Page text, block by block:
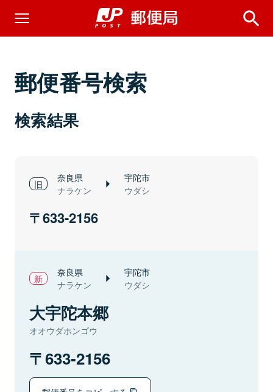
郵便番号検索
検索結果
奈良県
ナラケン
宇陀市
ウダシ
633-2156
奈良県
ナラケン
宇陀市
ウダシ
大宇陀本郷
オオウダホンゴウ
633-2156